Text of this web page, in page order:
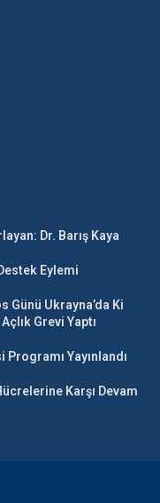
Dr. Barış Kaya
Eylemi
Ukrayna’da Ki
Grevi Yaptı
Yayınlandı
Karşı Devam